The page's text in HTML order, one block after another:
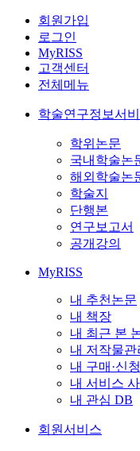
회원가입
로그인
MyRISS
고객센터
전체메뉴
학술연구정보서
학위논문
국내학술논
해외학술논
학술지
단행본
연구보고서
공개강의
MyRISS
내 추천논문
내 책장
내 최근 본
내 저작물관
내 구매·신
내 서비스
내 관심 DB
회원서비스